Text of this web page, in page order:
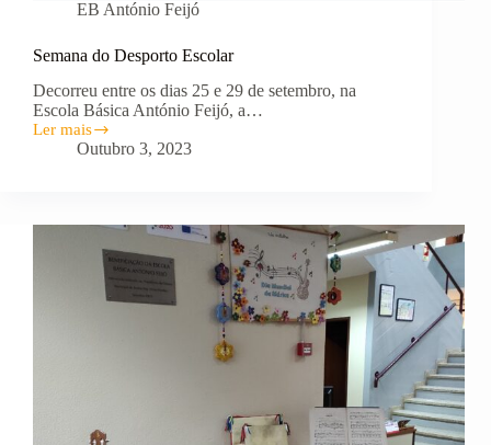
EB António Feijó
Semana do Desporto Escolar
Decorreu entre os dias 25 e 29 de setembro, na
Escola Básica António Feijó, a…
Ler mais
Semana
Outubro 3, 2023